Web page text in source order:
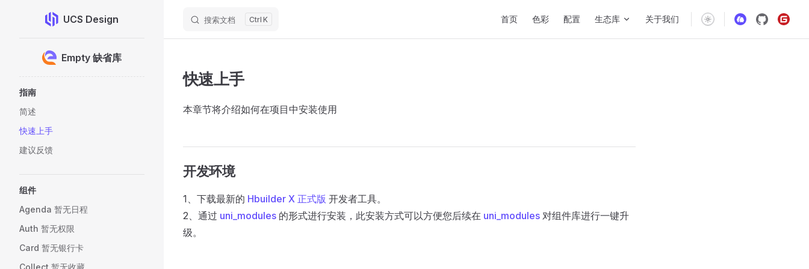
Skip to contentUCS Design 搜索文档 K 首页 色彩 配置 生态库 关于我们
Empty 缺省库
指南
简述
快速上手
建议反馈
组件
Agenda 暂无日程
Auth 暂无权限
Card 暂无银行卡
Collect 暂无收藏
快速上手
本章节将介绍如何在项目中安装使用
开发环境
1、下载最新的 Hbuilder X 正式版 开发者工具。
2、通过 uni_modules 的形式进行安装，此安装方式可以方便您后续在 uni_modules 对组件库进行一键升
级。